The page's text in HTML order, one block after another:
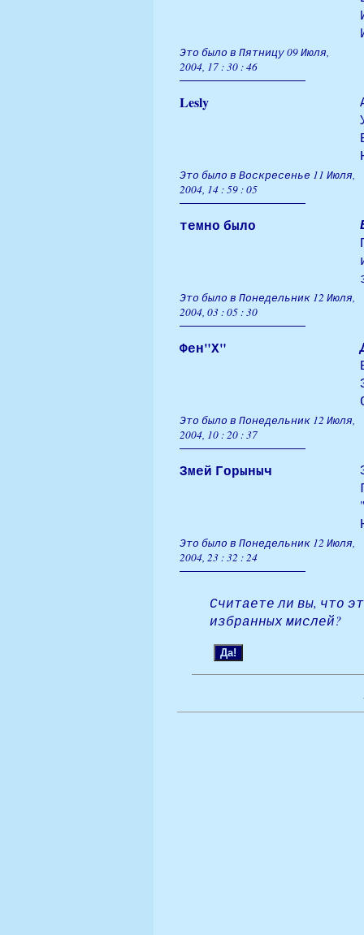
Это было в Пятницу 09 Июля,
2004, 17 : 30 : 46
Lesly
Это было в Воскресенье 11 Июля,
2004, 14 : 59 : 05
темно было
Это было в Понедельник 12 Июля,
2004, 03 : 05 : 30
Фен"Х"
Это было в Понедельник 12 Июля,
2004, 10 : 20 : 37
Змей Горыныч
Это было в Понедельник 12 Июля,
2004, 23 : 32 : 24
Считаете ли вы, что
избранных мислей?